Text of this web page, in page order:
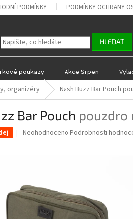
PODMÍNKY PODMÍNKY OCHRANY
HLEDAT
poukazy Akce Srpen
organizéry Nash Buzz Bar Pouch
Bar Pouch pouzdro
Průměrné
5
hvězdiček.
Neohodnoceno Podrobnosti